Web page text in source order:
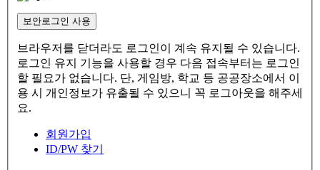
보안로그인 사용
브라우저를 닫더라도 로그인이 계속 유지될 수 있습니다.
로그인 유지 기능을 사용할 경우 다음 접속부터는 로그인
할 필요가 없습니다. 단, 게임방, 학교 등 공공장소에서 이
용 시 개인정보가 유출될 수 있으니 꼭 로그아웃을 해주세
요.
회원가입
ID/PW 찾기